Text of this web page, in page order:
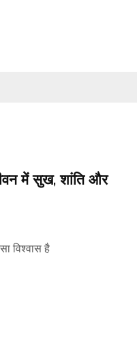
में सुख, शांति और
विश्वास है